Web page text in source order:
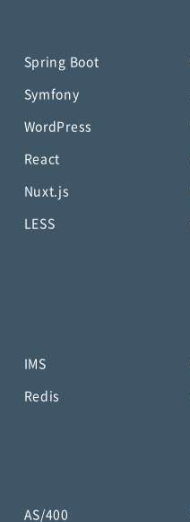
Spring Boot
Symfony
WordPress
React
Nuxt.js
LESS
IMS
Redis
AS/400